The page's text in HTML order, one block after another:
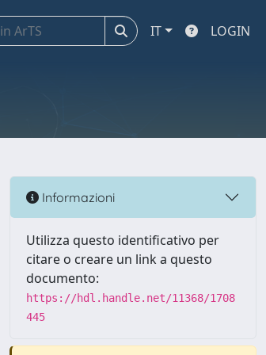
IT LOGIN
Informazioni
Utilizza questo identificativo per
citare o creare un link a questo
documento:
https://hdl.handle.net/11368/1708
445